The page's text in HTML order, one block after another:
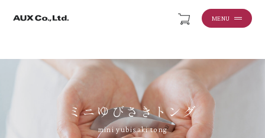
MENU
ミニゆびさきトング
mini yubisaki tong